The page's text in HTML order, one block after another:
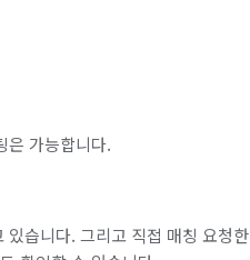
은 가능합니다.
습니다. 그리고 직접 매칭 요청한